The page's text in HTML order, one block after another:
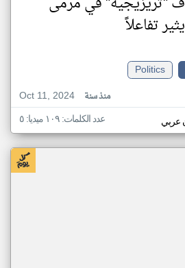
تفاعلاً
Politics
Oct 11, 2024
منذ سنة
عربي عدد الكلمات: ١٠٩ ميديا: ٥